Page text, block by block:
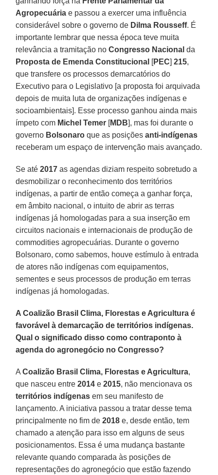
Agropecuária e passou a exercer uma influência
considerável sobre o governo de Dilma Rousseff. É
importante lembrar que nessa época teve muita
relevância a tramitação noCongresso Nacional da
Proposta de Emenda Constitucional [PEC]215,
que transfere os processos demarcatórios do
Executivo para o Legislativo [a proposta foi arquivada
depois de muita luta de organizações indígenas e
socioambientais]. Esse processo ganhou ainda mais
ímpeto com Michel Temer [MDB], mas foi durante o
governo Bolsonaro que as posiçõesanti-indígenas
receberam um espaço de intervenção mais avançado.
Se até2017 as agendas diziam respeito sobretudo a
desmobilizar o reconhecimento dos territórios
indígenas, a partir de então começa a ganhar força,
em âmbito nacional, o intuito de abrir as terras
indígenas já homologadas para a sua inserção em
circuitos nacionais e internacionais de produção de
commodities agropecuárias. Durante o governo
Bolsonaro, como sabemos, houve estímulo à entrada
de atores não indígenas com equipamentos,
sementes e seus processos de produção em terras
indígenas já homologadas.
A Coalizão Brasil Clima, Florestas e Agricultura é
favorável à demarcação de territórios indígenas.
Qual o significado disso como contraponto à
agenda do agronegócio no Congresso?
ACoalizão Brasil Clima, Florestas e Agricultura,
que nasceu entre2014 e2015, não mencionava os
territórios indígenas em seu manifesto de
lançamento. A iniciativa passou a tratar desse tema
principalmente no fim de2018 e, desde então, tem
chamado a atenção para isso em alguns de seus
posicionamentos. Essa é uma mudança bastante
relevante quando comparada às posições de
representações do agronegócio que estão fazendo